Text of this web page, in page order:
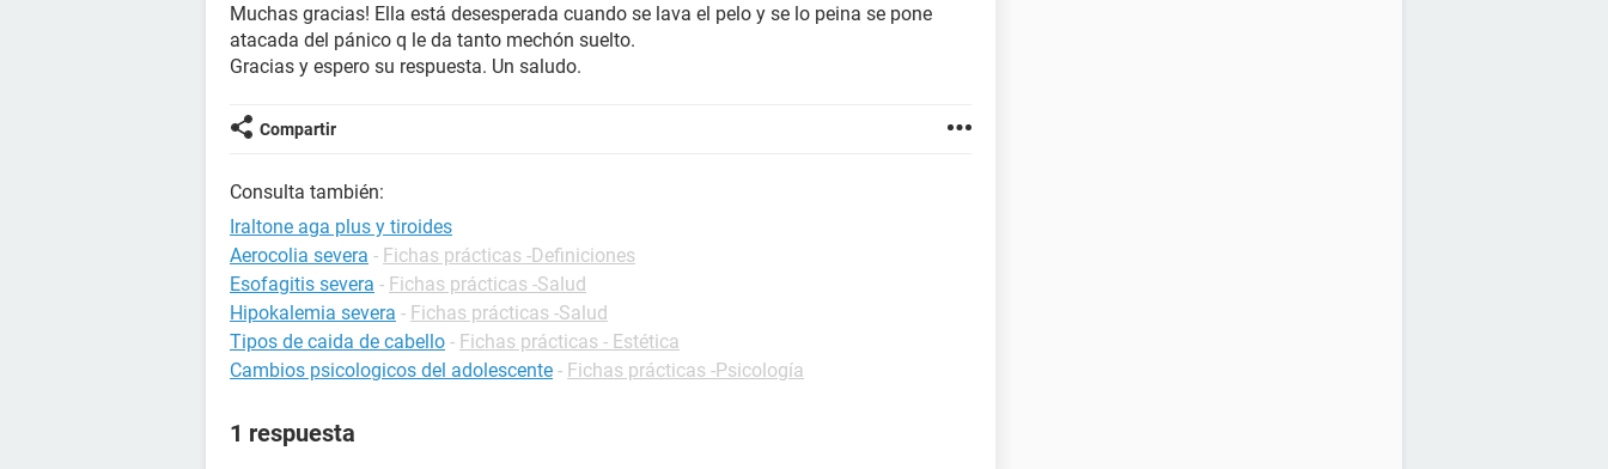
Muchas gracias! Ella está desesperada cuando se lava el pelo y se lo peina se pone
atacada del pánico q le da tanto mechón suelto.
Gracias y espero su respuesta. Un saludo.
Compartir
Consulta también:
Iraltone aga plus y tiroides
Aerocolia severa - Fichas prácticas -Definiciones
Esofagitis severa - Fichas prácticas -Salud
Hipokalemia severa - Fichas prácticas -Salud
Tipos de caida de cabello - Fichas prácticas - Estética
Cambios psicologicos del adolescente - Fichas prácticas -Psicología
1 respuesta